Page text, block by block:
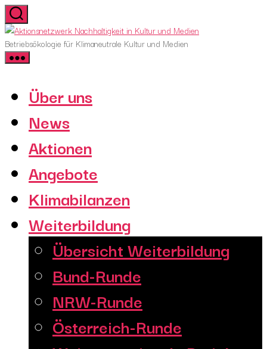
Skip
to
the
content
Betriebsökologie für Klimaneutrale Kultur und Medien
Über uns
News
Aktionen
Angebote
Klimabilanzen
Weiterbildung
Übersicht Weiterbildung
Bund-Runde
NRW-Runde
Österreich-Runde